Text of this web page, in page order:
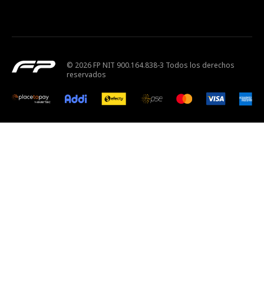
© 2026 FP NIT 900.164.838-3 Todos los derechos
reservados